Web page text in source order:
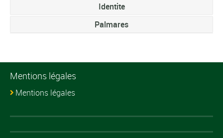
Identite
Palmares
Mentions légales
Mentions légales